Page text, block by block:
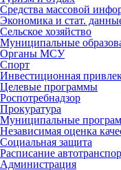
Средства массовой
Экономика и стат.
Сельское хозяйство
Муниципальные
Органы МСУ
Спорт
Инвестиционная
Целевые программы
Роспотребнадзор
Прокуратура
Муниципальные
Независимая оценка
Социальная защита
Расписание
Администрация